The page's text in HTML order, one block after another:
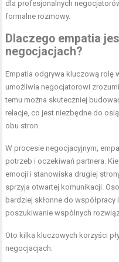
dla profesjonalnych
formalne rozmowy.
Dlaczego empatia
negocjacjach?
Empatia odgrywa kluczową rolę
umożliwia negocjatorowi
temu można skuteczniej
relacje, co jest niezbędne do
obu stron.
W procesie negocjacyjnym,
potrzeb i oczekiwań partnera.
emocji i stanowiska drugiej
sprzyja otwartej komunikacji.
bardziej skłonne do
poszukiwanie wspólnych
Oto kilka kluczowych korzyści
negocjacjach: